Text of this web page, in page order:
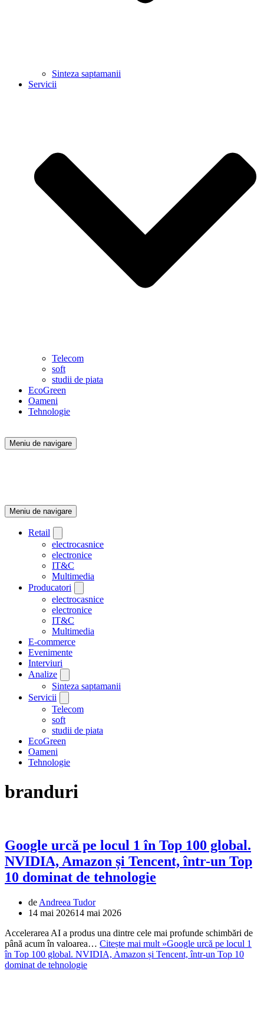
Sinteza saptamanii
Servicii
Telecom
soft
studii de piata
EcoGreen
Oameni
Tehnologie
Meniu de navigare
Meniu de navigare
Retail
electrocasnice
electronice
IT&C
Multimedia
Producatori
electrocasnice
electronice
IT&C
Multimedia
E-commerce
Evenimente
Interviuri
Analize
Sinteza saptamanii
Servicii
Telecom
soft
studii de piata
EcoGreen
Oameni
Tehnologie
branduri
Google urcă pe locul 1 în Top 100 global.
NVIDIA, Amazon și Tencent, într-un Top
10 dominat de tehnologie
de Andreea Tudor
14 mai 202614 mai 2026
Accelerarea AI a produs una dintre cele mai profunde schimbări de
până acum în valoarea… Citește mai mult »Google urcă pe locul 1
în Top 100 global. NVIDIA, Amazon și Tencent, într-un Top 10
dominat de tehnologie